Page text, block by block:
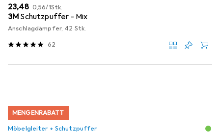
EUR
23,48 EUR
0,56/1Stk.
3M Schutzpuffer - Mix
Anschlagdämpfer, 42 Stk.
62
MENGENRABATT
Möbelgleiter + Schutzpuffer